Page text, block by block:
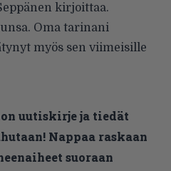
kirjoittaa.
Oma tarinani
myös sen viimeisille
uutiskirje ja tiedät
Nappaa raskaan
suoraan